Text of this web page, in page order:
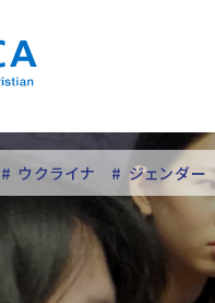
# ウクライナ # ジェンダー
# 若い女性のリーダーシップ